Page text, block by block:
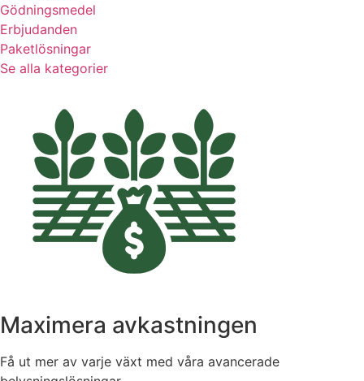
Gödningsmedel
Erbjudanden
Paketlösningar
Se alla kategorier
Maximera avkastningen
Få ut mer av varje växt med våra avancerade